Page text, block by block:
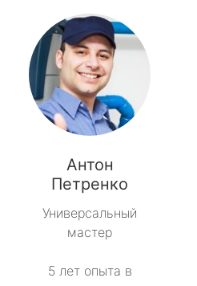
Антон
Петренко
Универсальный
мастер
5 лет опыта в